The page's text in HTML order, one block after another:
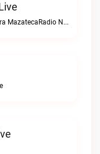
La mas alterada de la Sierra MazatecaRadio Nanj-Ngaa live